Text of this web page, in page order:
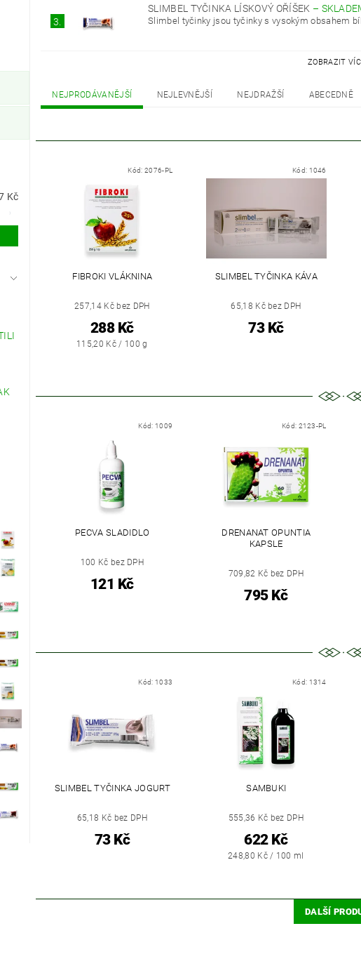
Kč
3.
SLIMBEL TYČINKA LÍSKOVÝ OŘÍŠEK –
Slimbel tyčinky jsou tyčinky s vysokým obsahem
ZOBRAZIT
NEJPRODÁVANĚJŠÍ NEJLEVNĚJŠÍ NEJDRAŽŠÍ ABECEDNĚ
Kód:2076-PL
FIBROKI VLÁKNINA
257,14 Kč bez DPH
288 Kč
115,20 Kč / 100 g
Kód: 1046
SLIMBEL TYČINKA KÁVA
65,18 Kč bez DPH
73 Kč
Kód: 1009
PECVA SLADIDLO
100 Kč bez DPH
121 Kč
Kód: 2123-PL
DRENANAT OPUNTIA
KAPSLE
709,82 Kč bez DPH
795 Kč
Kód: 1033
SLIMBEL TYČINKA JOGURT
65,18 Kč bez DPH
73 Kč
Kód: 1314
SAMBUKI
555,36 Kč bez DPH
622 Kč
248,80 Kč / 100 ml
DALŠÍ